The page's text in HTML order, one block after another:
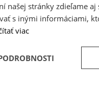
našej stránky zdieľame
s inými informáciami,
viac